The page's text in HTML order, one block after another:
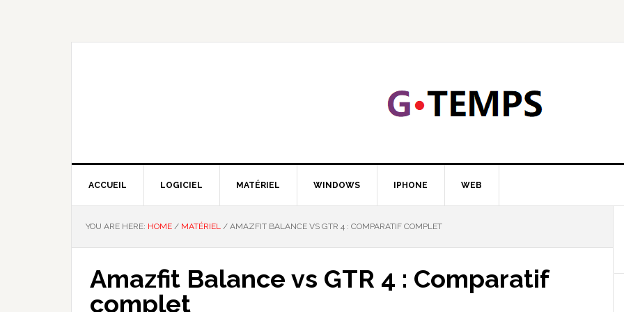
ACCUEIL LOGICIEL MATÉRIEL WINDOWS IPHONE WEB
YOU ARE HERE: HOME / MATÉRIEL / AMAZFIT BALANCE VS GTR 4 : COMPARATIF COMPLET
Amazfit Balance vs GTR 4 : Comparatif
complet